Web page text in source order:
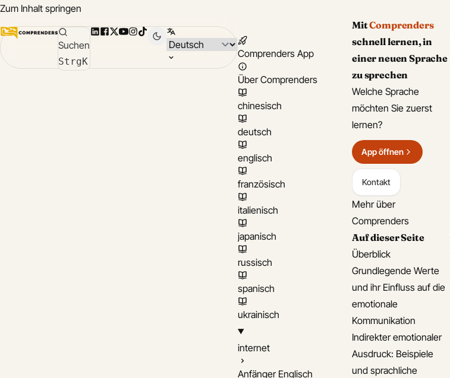
Zum Inhalt springen
Suchen
StrgK
LinkedIn
Facebook
X YouTube
Instagram
TikTok Sprache wählen
Comprenders App
Über Comprenders
chinesisch
deutsch
englisch
französisch
italienisch
japanisch
russisch
spanisch
ukrainisch
internet
Anfänger Englisch
MitComprenders
schnell lernen, in
einer neuen Sprache
zu sprechen
Welche Sprache
möchten Sie zuerst
lernen?
App öffnen
Kontakt
Mehr über
Comprenders
Auf dieser Seite
Überblick
Grundlegende Werte
und ihr Einfluss auf die
emotionale
Kommunikation
Indirekter emotionaler
Ausdruck: Beispiele
und sprachliche